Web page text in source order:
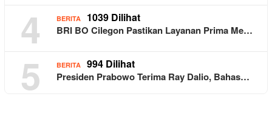
4 BERITA 1039 Dilihat
BRI BO Cilegon Pastikan Layanan Prima Me…
5 BERITA 994 Dilihat
Presiden Prabowo Terima Ray Dalio, Bahas…